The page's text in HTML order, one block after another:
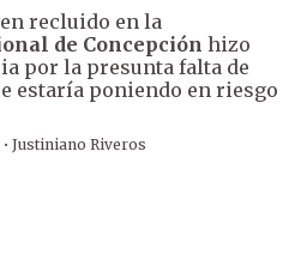
recluido en la
de Concepción hizo
por la presunta falta de
estaría poniendo en riesgo
· Justiniano Riveros